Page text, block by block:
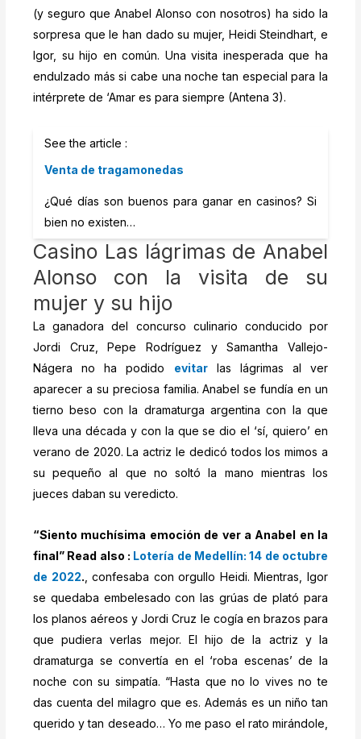
(y seguro que Anabel Alonso con nosotros) ha sido la
sorpresa que le han dado su mujer, Heidi Steindhart, e
Igor, su hijo en común. Una visita inesperada que ha
endulzado más si cabe una noche tan especial para la
intérprete de ‘Amar es para siempre (Antena 3).
See the article :
Venta de tragamonedas
¿Qué días son buenos para ganar en casinos? Si
bien no existen…
Casino Las lágrimas de Anabel
Alonso con la visita de su
mujer y su hijo
La ganadora del concurso culinario conducido por
Jordi Cruz, Pepe Rodríguez y Samantha Vallejo-
Nágera no ha podido evitarlas lágrimas al ver
aparecer a su preciosa familia. Anabel se fundía en un
tierno beso con la dramaturga argentina con la que
lleva una década y con la que se dio el ‘sí, quiero’ en
verano de 2020. La actriz le dedicó todos los mimos a
su pequeño al que no soltó la mano mientras los
jueces daban su veredicto.
“Siento muchísima emoción de ver a Anabel en la
final” Read also : Lotería de Medellín: 14 de octubre
de 2022. , confesaba con orgullo Heidi. Mientras, Igor
se quedaba embelesado con las grúas de plató para
los planos aéreos y Jordi Cruz le cogía en brazos para
que pudiera verlas mejor. El hijo de la actriz y la
dramaturga se convertía en el ‘roba escenas’ de la
noche con su simpatía. “Hasta que no lo vives no te
das cuenta del milagro que es. Además es un niño tan
querido y tan deseado… Yo me paso el rato mirándole,